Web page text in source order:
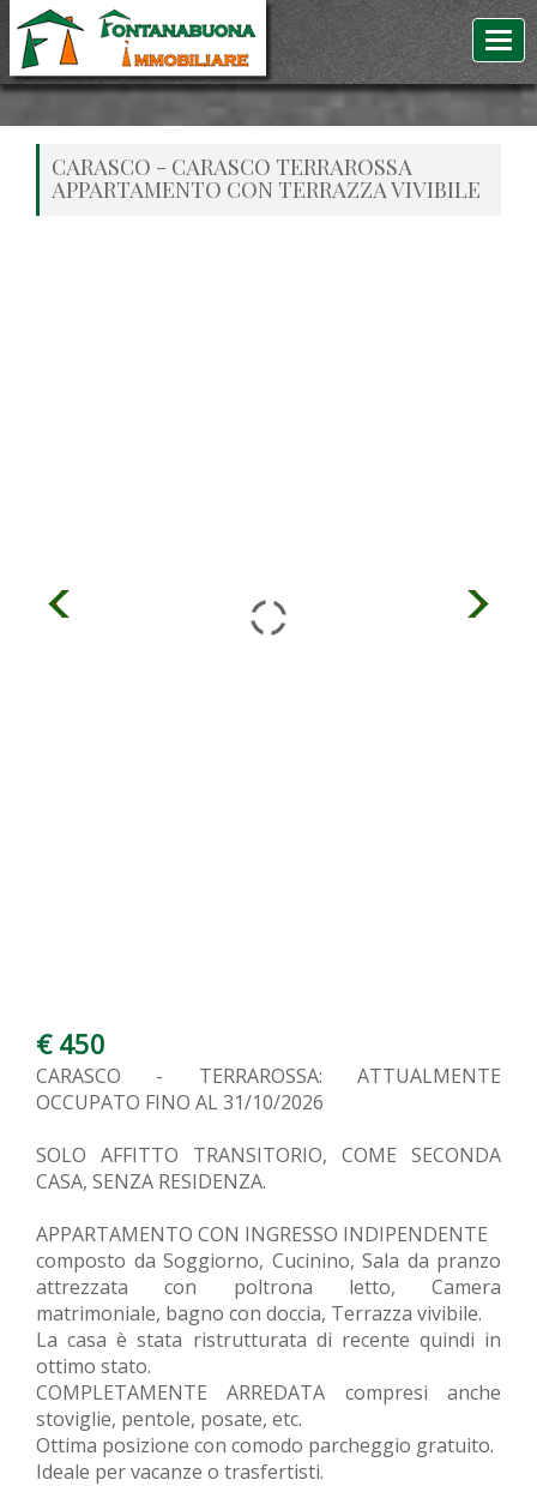
CARASCO - CARASCO TERRAROSSA
APPARTAMENTO CON TERRAZZA VIVIBILE
€ 450
CARASCO - TERRAROSSA: ATTUALMENTE
OCCUPATO FINO AL 31/10/2026
SOLO AFFITTO TRANSITORIO, COME SECONDA
CASA, SENZA RESIDENZA.
APPARTAMENTO CON INGRESSO INDIPENDENTE
composto da Soggiorno, Cucinino, Sala da pranzo
attrezzata con poltrona letto, Camera
matrimoniale, bagno con doccia, Terrazza vivibile.
La casa è stata ristrutturata di recente quindi in
ottimo stato.
COMPLETAMENTE ARREDATA compresi anche
stoviglie, pentole, posate, etc.
Ottima posizione con comodo parcheggio gratuito.
Ideale per vacanze o trasfertisti.